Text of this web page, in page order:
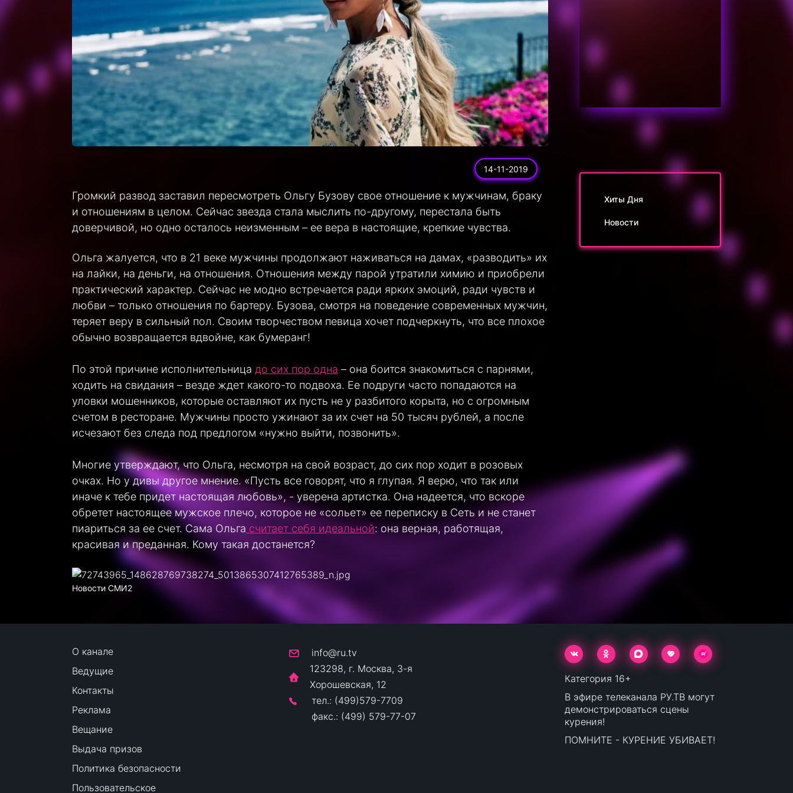
14-11-2019
Громкий развод заставил пересмотреть Ольгу Бузову свое отношение к мужчинам, браку
и отношениям в целом. Сейчас звезда стала мыслить по-другому, перестала быть
доверчивой, но одно осталось неизменным – ее вера в настоящие, крепкие чувства.
Ольга жалуется, что в 21 веке мужчины продолжают наживаться на дамах, «разводить» их
на лайки, на деньги, на отношения. Отношения между парой утратили химию и приобрели
практический характер. Сейчас не модно встречается ради ярких эмоций, ради чувств и
любви – только отношения по бартеру. Бузова, смотря на поведение современных мужчин,
теряет веру в сильный пол. Своим творчеством певица хочет подчеркнуть, что все плохое
обычно возвращается вдвойне, как бумеранг!
По этой причине исполнительница до сих пор одна – она боится знакомиться с парнями,
ходить на свидания – везде ждет какого-то подвоха. Ее подруги часто попадаются на
уловки мошенников, которые оставляют их пусть не у разбитого корыта, но с огромным
счетом в ресторане. Мужчины просто ужинают за их счет на 50 тысяч рублей, а после
исчезают без следа под предлогом «нужно выйти, позвонить».
Многие утверждают, что Ольга, несмотря на свой возраст, до сих пор ходит в розовых
очках. Но у дивы другое мнение. «Пусть все говорят, что я глупая. Я верю, что так или
иначе к тебе придет настоящая любовь», - уверена артистка. Она надеется, что вскоре
обретет настоящее мужское плечо, которое не «сольет» ее переписку в Сеть и не станет
пиариться за ее счет. Сама Ольга считает себя идеальной: она верная, работящая,
красивая и преданная. Кому такая достанется?
Новости СМИ2
Хиты Дня
Новости
О канале
Ведущие
Контакты
Реклама
Вещание
Выдача призов
Политика безопасности
Пользовательское
info@ru.tv
123298, г. Москва, 3-я
Хорошевская, 12
тел.: (499)579-7709
факс.: (499) 579-77-07
Категория 16+
В эфире телеканала РУ.ТВ могут
демонстрироваться сцены
курения!
ПОМНИТЕ - КУРЕНИЕ УБИВАЕТ!